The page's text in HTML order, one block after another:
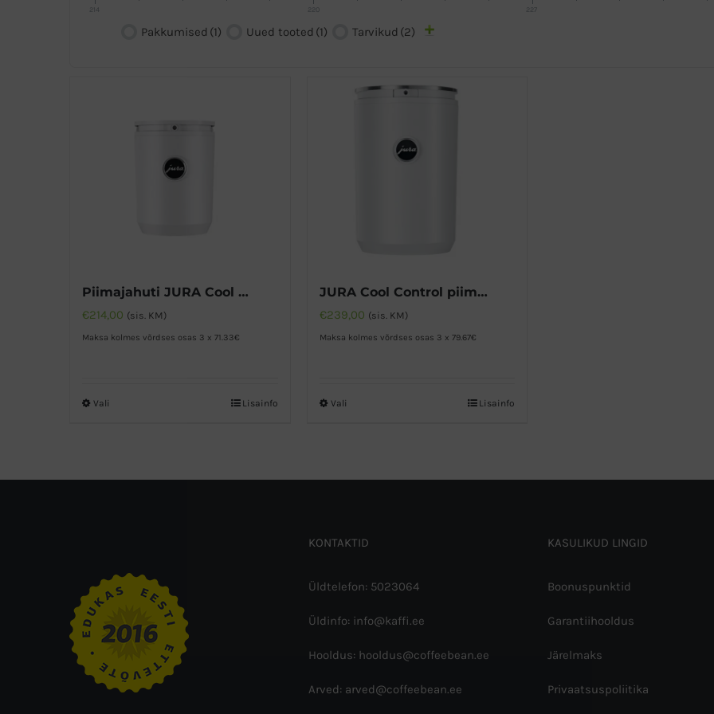
214
Pakkumised (1) Uued tooted (1) Tarvikud (2)
Piimajahuti JURA Cool Control 0,6L
€214,00 (sis. KM)
Maksa kolmes võrdses osas 3 x 71.33€
Vali
tootelehel.
Lisainfo
JURA Cool Control piimajahuti 1L
€239,00 (sis. KM)
Maksa kolmes võrdses osas 3 x 79.67€
Vali
saab
tootelehel.
Lisainfo
KONTAKTID
Üldtelefon: 5023064
Üldinfo: info@kaffi.ee
Hooldus: hooldus@coffeebean.ee
Arved: arved@coffeebean.ee
KASULIKUD LINGID
Boonuspunktid
Garantiihooldus
Järelmaks
Privaatsuspoliitika